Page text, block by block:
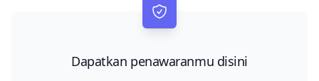
Dapatkan penawaranmu disini